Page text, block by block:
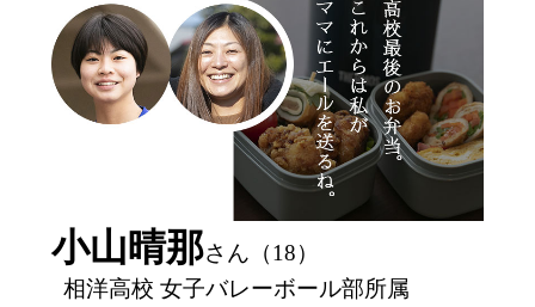
小山晴那さん（18）
相洋高校 女子バレーボール部所属